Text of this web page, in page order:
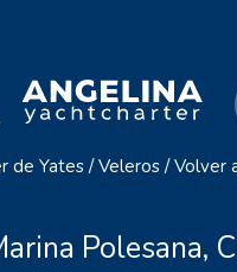
de Yates / Veleros / Volver
Polesana,